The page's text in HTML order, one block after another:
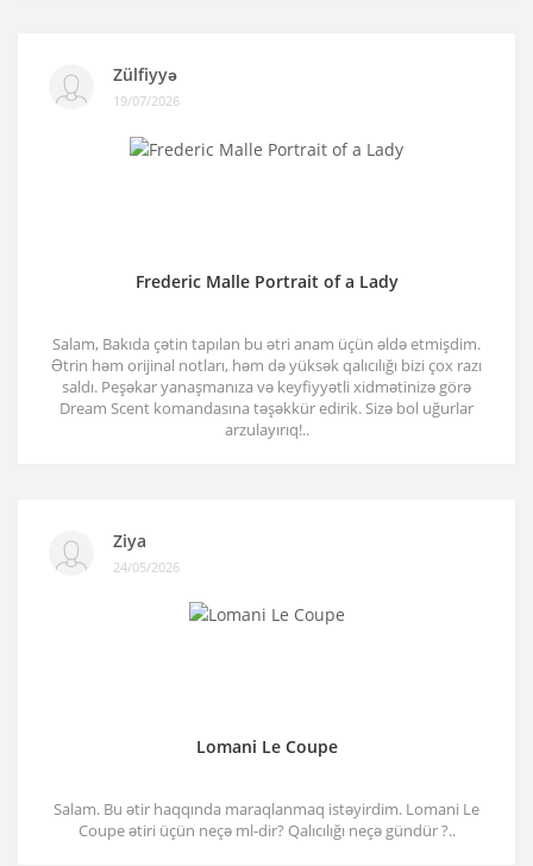
Zülfiyyə
19/07/2026
Frederic Malle Portrait of a Lady
Salam, Bakıda çətin tapılan bu ətri anam üçün əldə etmişdim.
Ətrin həm orijinal notları, həm də yüksək qalıcılığı bizi çox razı
saldı. Peşəkar yanaşmanıza və keyfiyyətli xidmətinizə görə
Dream Scent komandasına təşəkkür edirik. Sizə bol uğurlar
arzulayırıq!..
Ziya
24/05/2026
Lomani Le Coupe
Salam. Bu ətir haqqında maraqlanmaq istəyirdim. Lomani Le
Coupe ətiri üçün neçə ml-dir? Qalıcılığı neçə gündür ?..